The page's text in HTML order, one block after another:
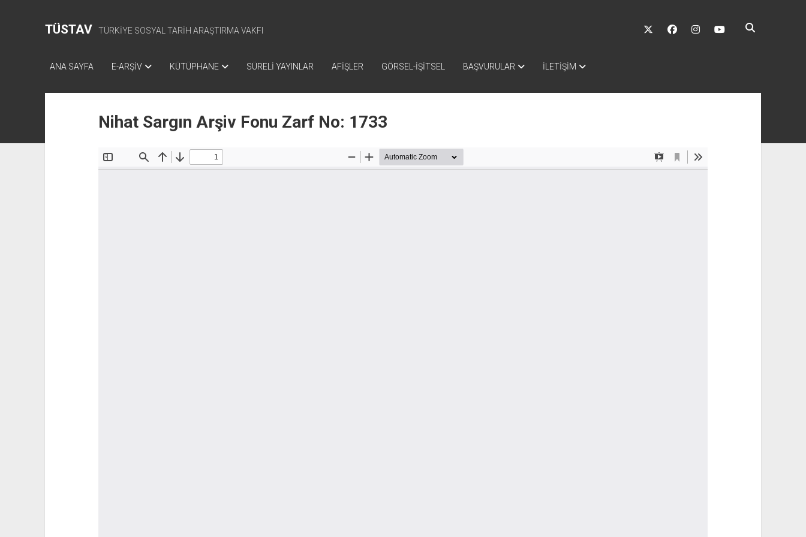
TÜSTAV TÜRKİYE SOSYAL TARİH ARAŞTIRMA VAKFI
twitter facebookinstagramyoutube
ANA SAYFA E-ARŞİV KÜTÜPHANE SÜRELİ YAYINLAR AFİŞLER GÖRSEL-İŞİTSEL BAŞVURULAR İLETİŞİM
Nihat Sargın Arşiv Fonu Zarf No: 1733